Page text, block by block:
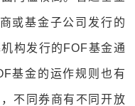
或基金子公司发行的
构发行的FOF基金通
基金的运作规则也有
不同券商有不同开放